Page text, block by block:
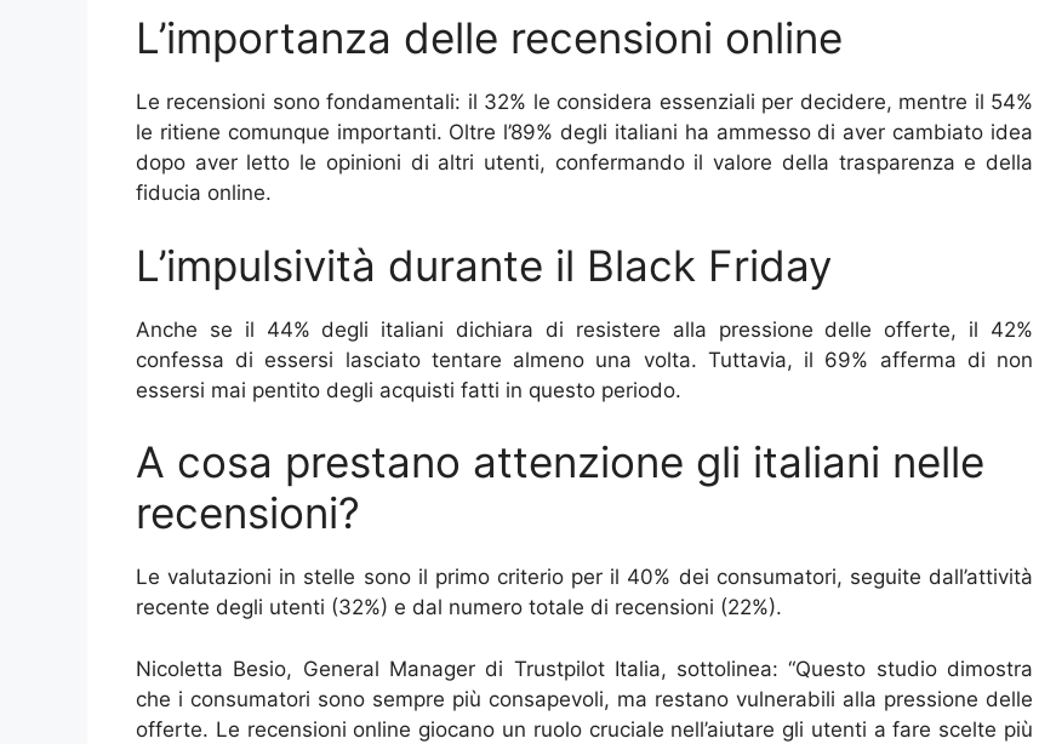
L’importanza delle recensioni online
Le recensioni sono fondamentali: il 32% le considera essenziali per decidere, mentre il 54%
le ritiene comunque importanti. Oltre l’89% degli italiani ha ammesso di aver cambiato idea
dopo aver letto le opinioni di altri utenti, confermando il valore della trasparenza e della
fiducia online.
L’impulsività durante il Black Friday
Anche se il 44% degli italiani dichiara di resistere alla pressione delle offerte, il 42%
confessa di essersi lasciato tentare almeno una volta. Tuttavia, il 69% afferma di non
essersi mai pentito degli acquisti fatti in questo periodo.
A cosa prestano attenzione gli italiani nelle
recensioni?
Le valutazioni in stelle sono il primo criterio per il 40% dei consumatori, seguite dall’attività
recente degli utenti (32%) e dal numero totale di recensioni (22%).
Nicoletta Besio, General Manager di Trustpilot Italia, sottolinea: “Questo studio dimostra
che i consumatori sono sempre più consapevoli, ma restano vulnerabili alla pressione delle
offerte. Le recensioni online giocano un ruolo cruciale nell’aiutare gli utenti a fare scelte più